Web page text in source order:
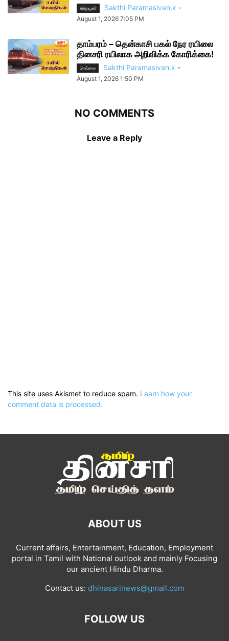
சற்றுமுன் Sakthi Paramasivan.k -
August 1, 2026 7:05 PM
தாம்பரம் – தென்காசி பகல் நேர ரயிலை
தினசரி ரயிலாக அறிவிக்க கோரிக்கை!
நெல்லை Sakthi Paramasivan.k -
August 1, 2026 1:50 PM
NO COMMENTS
Leave a Reply
This site uses Akismet to reduce spam. Learn how your
comment data is processed.
ABOUT US
Current affairs, Entertainment, Education, Employment
portal in Tamil with National outlook and mainly Focusing
our ancient Hindu Dharma.
Contact us: dhinasarinews@gmail.com
FOLLOW US